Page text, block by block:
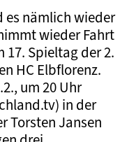
es nämlich wieder
wieder Fahrt
17. Spieltag der 2.
HC Elbflorenz.
um 20 Uhr
in der
Torsten Jansen